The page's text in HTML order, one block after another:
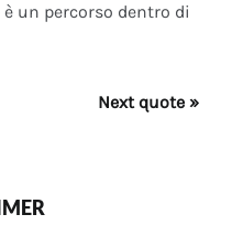
un percorso dentro di
Next quote »